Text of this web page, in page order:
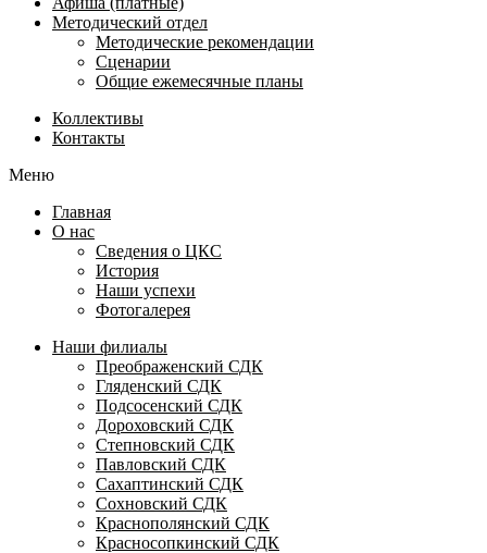
Методический отдел
Методические рекомендации
Сценарии
Общие ежемесячные планы
Коллективы
Контакты
Меню
Главная
О нас
Сведения о ЦКС
История
Наши успехи
Фотогалерея
Наши филиалы
Преображенский СДК
Гляденский СДК
Подсосенский СДК
Дороховский СДК
Степновский СДК
Павловский СДК
Сахаптинский СДК
Сохновский СДК
Краснополянский СДК
Красносопкинский СДК